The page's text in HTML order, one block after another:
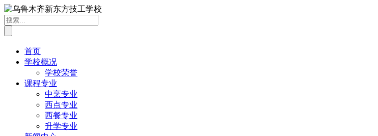
首页
学校概况
学校荣誉
课程专业
中烹专业
西点专业
西餐专业
升学专业